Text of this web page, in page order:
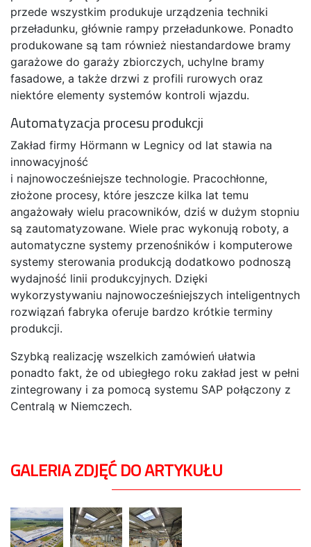
przede wszystkim produkuje urządzenia techniki
przeładunku, głównie rampy przeładunkowe. Ponadto
produkowane są tam również niestandardowe bramy
garażowe do garaży zbiorczych, uchylne bramy
fasadowe, a także drzwi z profili rurowych oraz
niektóre elementy systemów kontroli wjazdu.
Automatyzacja procesu produkcji
Zakład firmy Hörmann w Legnicy od lat stawia na
innowacyjność
i najnowocześniejsze technologie. Pracochłonne,
złożone procesy, które jeszcze kilka lat temu
angażowały wielu pracowników, dziś w dużym stopniu
są zautomatyzowane. Wiele prac wykonują roboty, a
automatyczne systemy przenośników i komputerowe
systemy sterowania produkcją dodatkowo podnoszą
wydajność linii produkcyjnych. Dzięki
wykorzystywaniu najnowocześniejszych inteligentnych
rozwiązań fabryka oferuje bardzo krótkie terminy
produkcji.
Szybką realizację wszelkich zamówień ułatwia
ponadto fakt, że od ubiegłego roku zakład jest w pełni
zintegrowany i za pomocą systemu SAP połączony z
Centralą w Niemczech.
GALERIA ZDJĘĆ DO ARTYKUŁU